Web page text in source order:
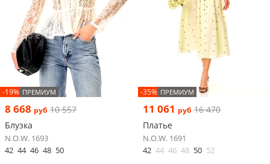
-19% ПРЕМИУМ
8 668 руб 10 557
Блузка
N.O.W. 1693
42 44 46 48 50
-35% ПРЕМИУМ
11 061 руб 16 470
Платье
N.O.W. 1691
42 44 46 48 50 52